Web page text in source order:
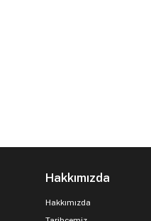
Hakkımızda
Hakkımızda